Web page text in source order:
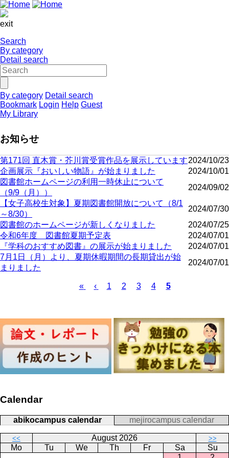
exit
Search
By category
Detail search
By category Detail search
Bookmark Login Help Guest
My Library
お知らせ
第171回 直木賞・芥川賞受賞作品を展示しています2024/10/23
企画展示『おいしい物語』が始まりました
2024/10/01
図書館ホームページの利用一時休止について
（9/9（月））
2024/09/02
【女子高校生対象】夏期図書館開放について（8/1
～8/30）
2024/07/30
図書館のホームページが新しくなりました
2024/07/25
令和6年度 図書館夏期予定表
2024/07/01
『学科のおすすめ図書』の展示が始まりました
2024/07/01
7月1日（月）より、夏期休暇期間の長期貸出が始
まりました
2024/07/01
First
«
Previous
‹ Page
1 Page
2 Page
3 Page
4
Current
5
Calendar
abikocampus calendar mejirocampus calendar
<< August 2026 >>
Mo Tu We Th Fr Sa
Su